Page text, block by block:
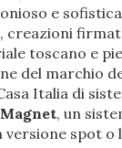
e
, creazioni
toscano e
del marchio
Italia di
, un
spot